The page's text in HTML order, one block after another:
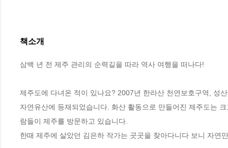
책소개
삼백 년 전 제주 관리의 순력길을 따라 역사 여행을 떠나다!
제주도에 다녀온 적이 있나요? 2007년 한라산 천연보호구역, 성
자연유산에 등재되었습니다. 화산 활동으로 만들어진 제주도는
람들이 제주를 방문하고 있습니다.
한때 제주에 살았던 김은하 작가는 곳곳을 찾아다니다 보니 자연